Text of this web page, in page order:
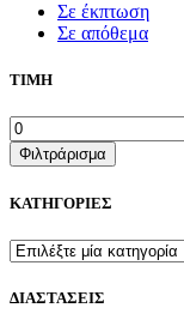
Σε έκπτωση
Σε απόθεμα
ΤΙΜΗ
Ελάχιστη
τιμή
Φιλτράρισμα
ΚΑΤΗΓΟΡΙΕΣ
ΔΙΑΣΤΑΣΕΙΣ